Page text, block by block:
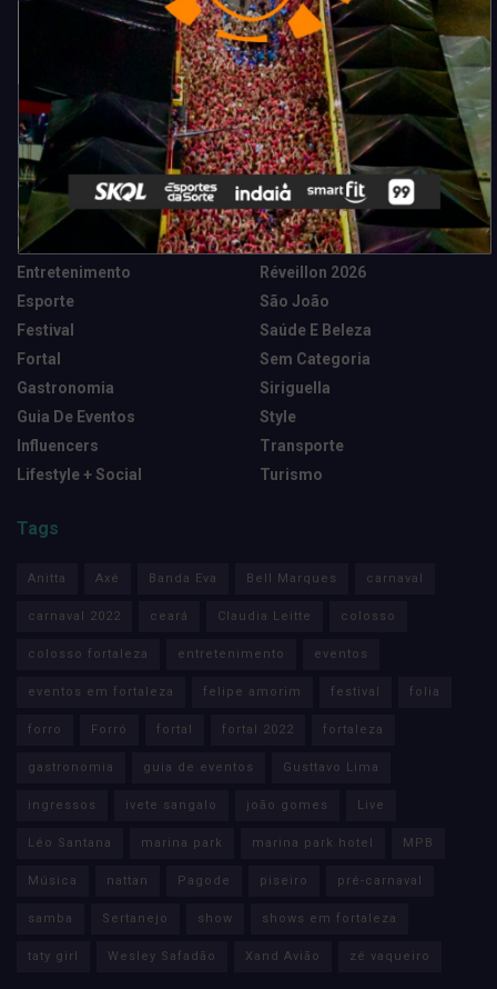
Categorias
Camarote Vip Junino
Cidade
Destaques
Entretenimento
Esporte
Festival
Fortal
Gastronomia
Guia De Eventos
Influencers
Lifestyle + Social
Marketing E Negócios
Música
News Tech
Réveillon 2026
São João
Saúde E Beleza
Sem Categoria
Siriguella
Style
Transporte
Turismo
Tags
Anitta Axé Banda Eva Bell Marques carnaval
carnaval 2022 ceará Claudia Leitte colosso
colosso fortaleza entretenimento eventos
eventos em fortaleza felipe amorim festival folia
forro Forró fortal fortal 2022 fortaleza
gastronomia guia de eventos Gusttavo Lima
ingressos ivete sangalo joão gomes Live
Léo Santana marina park marina park hotel MPB
Música nattan Pagode piseiro pré-carnaval
samba Sertanejo show shows em fortaleza
taty girl Wesley Safadão Xand Avião zé vaqueiro